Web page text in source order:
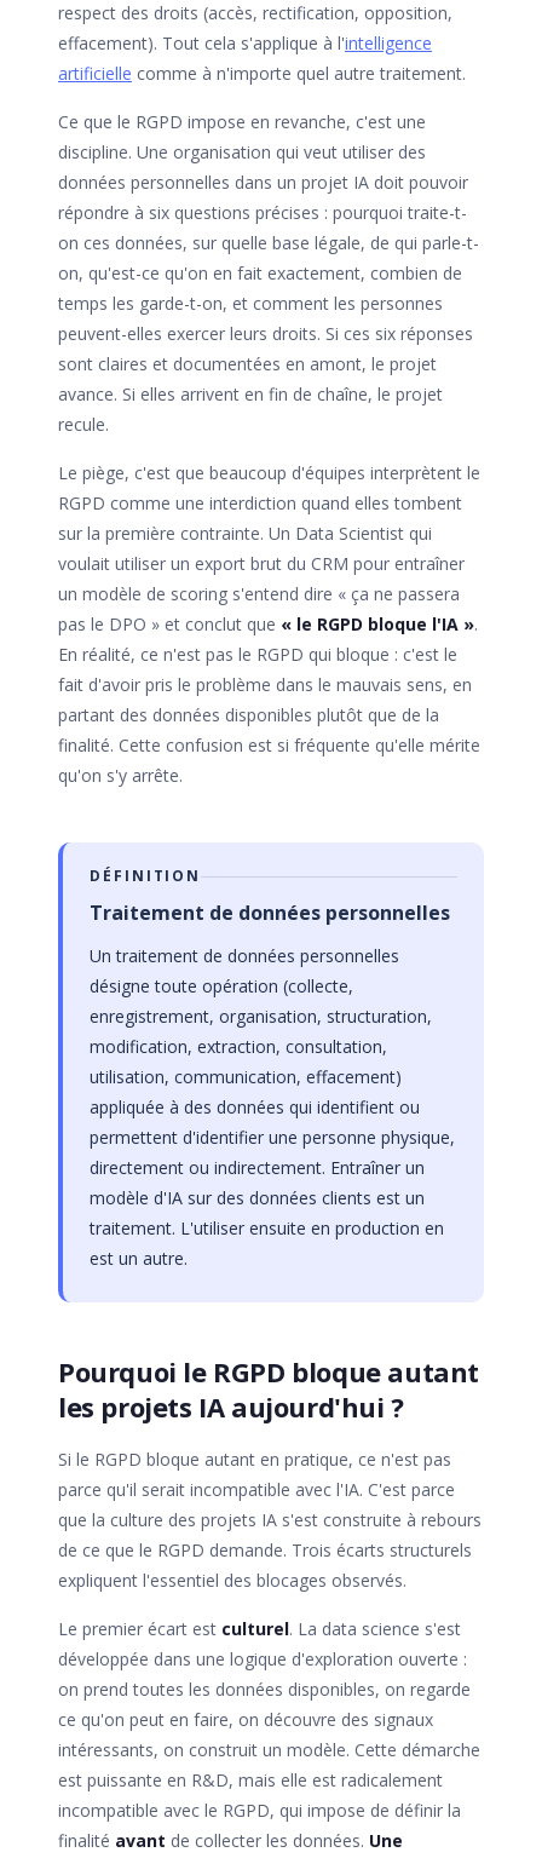
respect des droits (accès, rectification, opposition,
effacement). Tout cela s'applique à l'intelligence
artificielle comme à n'importe quel autre traitement.
Ce que le RGPD impose en revanche, c'est une
discipline. Une organisation qui veut utiliser des
données personnelles dans un projet IA doit pouvoir
répondre à six questions précises : pourquoi traite-t-
on ces données, sur quelle base légale, de qui parle-t-
on, qu'est-ce qu'on en fait exactement, combien de
temps les garde-t-on, et comment les personnes
peuvent-elles exercer leurs droits. Si ces six réponses
sont claires et documentées en amont, le projet
avance. Si elles arrivent en fin de chaîne, le projet
recule.
Le piège, c'est que beaucoup d'équipes interprètent le
RGPD comme une interdiction quand elles tombent
sur la première contrainte. Un Data Scientist qui
voulait utiliser un export brut du CRM pour entraîner
un modèle de scoring s'entend dire « ça ne passera
pas le DPO » et conclut que « le RGPD bloque l'IA ».
En réalité, ce n'est pas le RGPD qui bloque : c'est le
fait d'avoir pris le problème dans le mauvais sens, en
partant des données disponibles plutôt que de la
finalité. Cette confusion est si fréquente qu'elle mérite
qu'on s'y arrête.
DÉFINITION
Traitement de données personnelles
Un traitement de données personnelles
désigne toute opération (collecte,
enregistrement, organisation, structuration,
modification, extraction, consultation,
utilisation, communication, effacement)
appliquée à des données qui identifient ou
permettent d'identifier une personne physique,
directement ou indirectement. Entraîner un
modèle d'IA sur des données clients est un
traitement. L'utiliser ensuite en production en
est un autre.
Pourquoi le RGPD bloque autant
les projets IA aujourd'hui ?
Si le RGPD bloque autant en pratique, ce n'est pas
parce qu'il serait incompatible avec l'IA. C'est parce
que la culture des projets IA s'est construite à rebours
de ce que le RGPD demande. Trois écarts structurels
expliquent l'essentiel des blocages observés.
Le premier écart est culturel. La data science s'est
développée dans une logique d'exploration ouverte :
on prend toutes les données disponibles, on regarde
ce qu'on peut en faire, on découvre des signaux
intéressants, on construit un modèle. Cette démarche
est puissante en R&D, mais elle est radicalement
incompatible avec le RGPD, qui impose de définir la
finalité avant de collecter les données. Une